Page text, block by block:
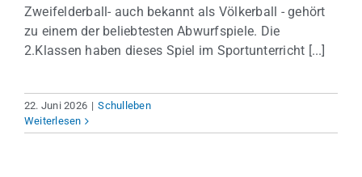
Zweifelderball- auch bekannt als Völkerball - gehört
zu einem der beliebtesten Abwurfspiele. Die
2.Klassen haben dieses Spiel im Sportunterricht [...]
22. Juni 2026 | Schulleben
Weiterlesen